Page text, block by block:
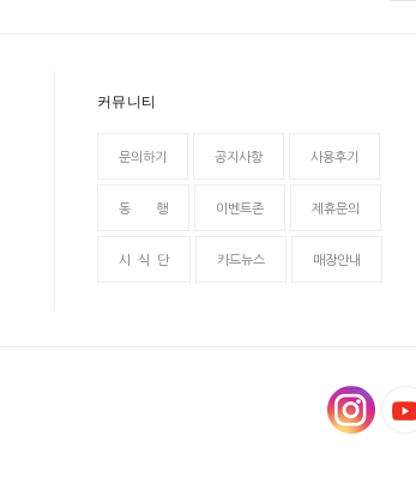
커뮤니티
문의하기 공지사항 사용후기
동 행 이벤트존 제휴문의
시 식 단 카드뉴스 매장안내